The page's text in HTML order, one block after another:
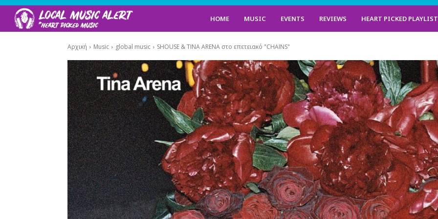
HOME MUSIC EVENTS REVIEWS HEART PICKED
Αρχική Music global music SHOUSE & TINA ARENA στο επετειακό "CHAINS"